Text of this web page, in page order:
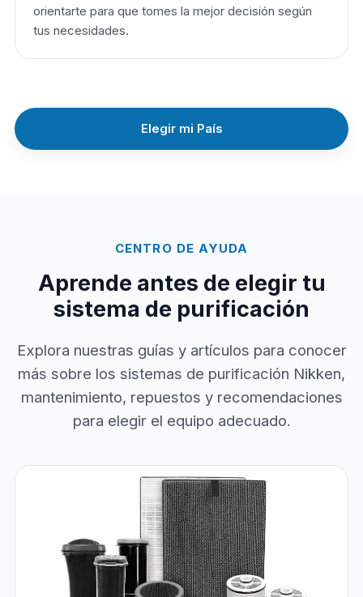
orientarte para que tomes la mejor decisión según
tus necesidades.
Elegir mi País
CENTRO DE AYUDA
Aprende antes de elegir tu
sistema de purificación
Explora nuestras guías y artículos para conocer
más sobre los sistemas de purificación Nikken,
mantenimiento, repuestos y recomendaciones
para elegir el equipo adecuado.